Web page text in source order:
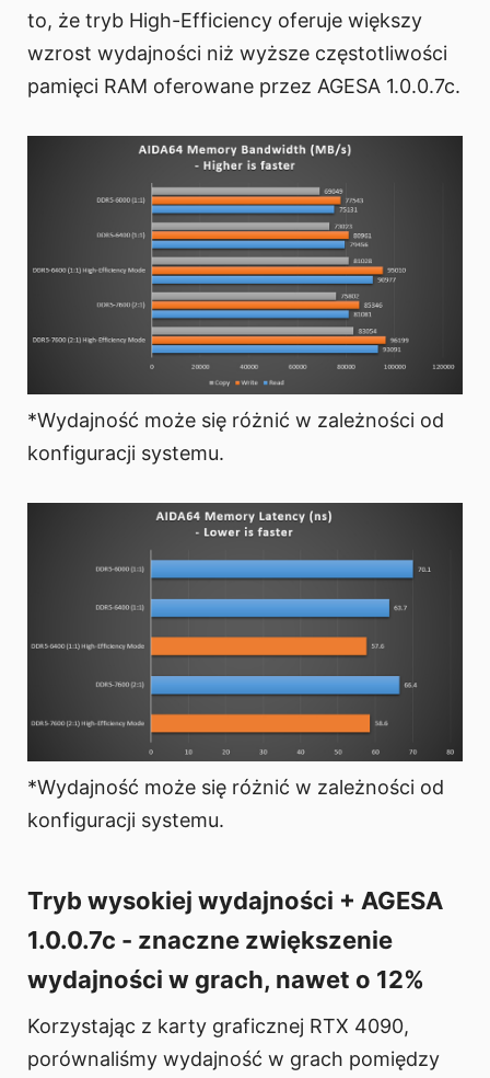
to, że tryb High-Efficiency oferuje większy
wzrost wydajności niż wyższe częstotliwości
pamięci RAM oferowane przez AGESA 1.0.0.7c.
*Wydajność może się różnić w zależności od
konfiguracji systemu.
*Wydajność może się różnić w zależności od
konfiguracji systemu.
Tryb wysokiej wydajności + AGESA
1.0.0.7c - znaczne zwiększenie
wydajności w grach, nawet o 12%
Korzystając z karty graficznej RTX 4090,
porównaliśmy wydajność w grach pomiędzy